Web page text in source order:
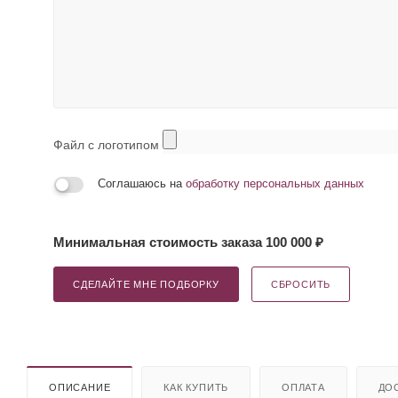
Файл с логотипом
Соглашаюсь на обработку персональных данных
Минимальная стоимость заказа 100 000 ₽
СДЕЛАЙТЕ МНЕ ПОДБОРКУ СБРОСИТЬ
ОПИСАНИЕ КАК КУПИТЬ ОПЛАТА